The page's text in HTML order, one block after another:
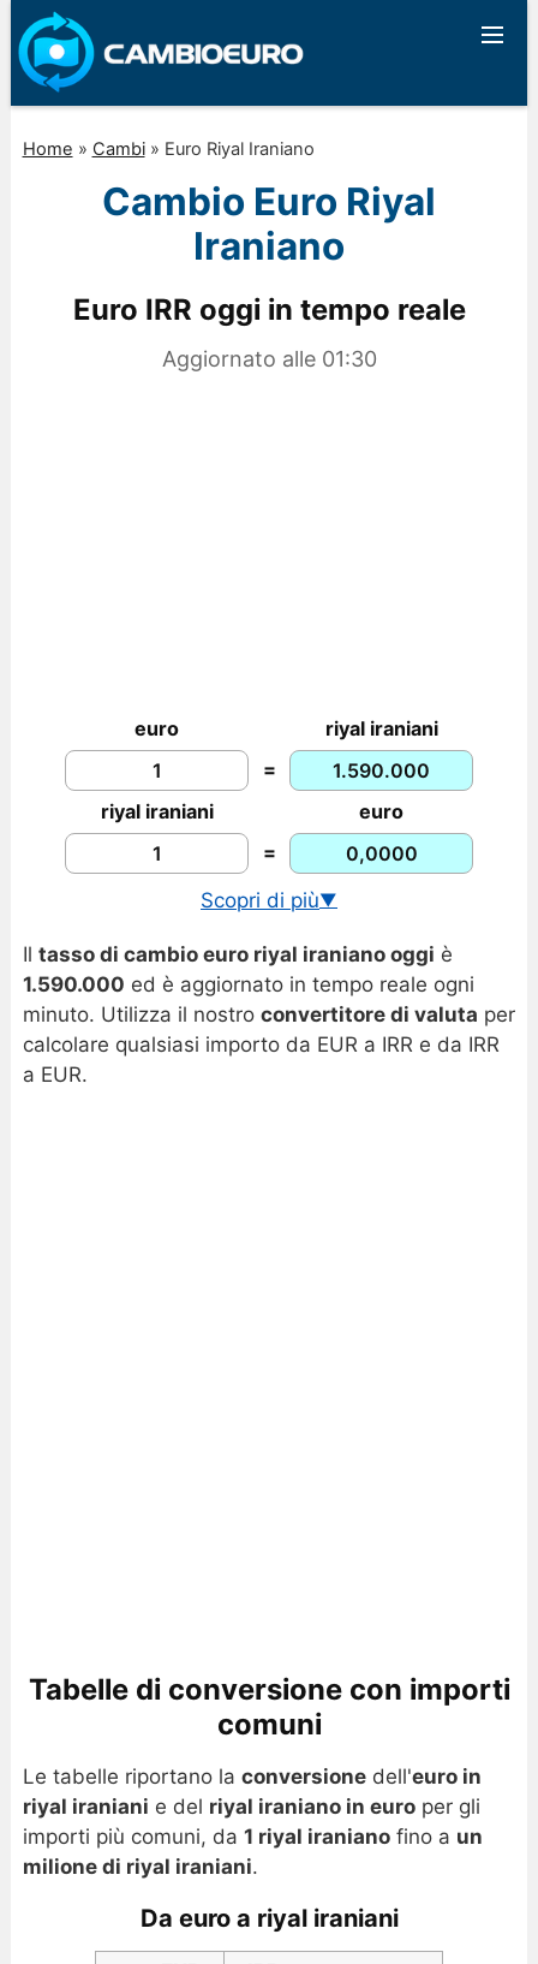
Home » Cambi» Euro Riyal Iraniano
Cambio Euro Riyal
Iraniano
Euro IRR oggi in tempo reale
Aggiornato alle 01:30
euro
riyal iraniani
=
riyal iraniani
euro
=
Scopri di più▼
Cambio USD/IRR in tempo reale
Grafico euro riyal iraniano
Il tasso di cambio euro riyal iraniano oggi è
1.590.000 ed è aggiornato in tempo reale ogni
minuto. Utilizza il nostro convertitore di valuta per
calcolare qualsiasi importo da EUR a IRR e da IRR
a EUR.
Tabelle di conversione con importi
comuni
Le tabelle riportano la conversionedell'euro in
riyal iraniani e del riyal iraniano in europer gli
importi più comuni, da 1 riyal iranianofino a un
milione di riyal iraniani.
Da euro a riyal iraniani